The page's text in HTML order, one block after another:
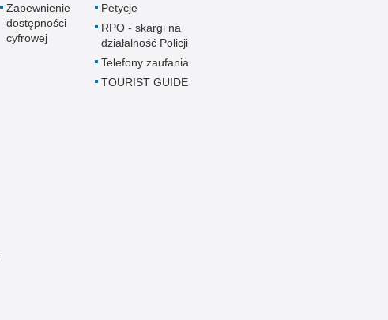
Zapewnienie
dostępności
cyfrowej
Petycje
RPO - skargi na
działalność Policji
Telefony zaufania
TOURIST GUIDE